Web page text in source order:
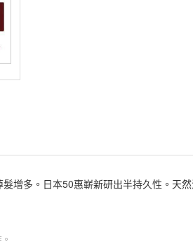
增多。日本50惠嶄新研出半持久性。天